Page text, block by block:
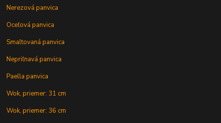
Nerezová panvica
Oceľová panvica
Smaltovaná panvica
Nepriľnavá panvica
Paella panvica
Wok, priemer: 31 cm
Wok, priemer: 36 cm